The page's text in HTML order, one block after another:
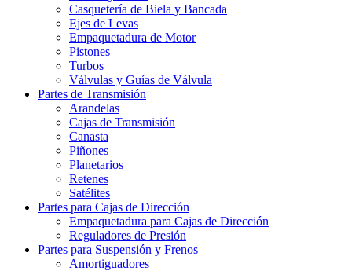
Casquetería de Biela y Bancada
Ejes de Levas
Empaquetadura de Motor
Pistones
Turbos
Válvulas y Guías de Válvula
Partes de Transmisión
Arandelas
Cajas de Transmisión
Canasta
Piñones
Planetarios
Retenes
Satélites
Partes para Cajas de Dirección
Empaquetadura para Cajas de Dirección
Reguladores de Presión
Partes para Suspensión y Frenos
Amortiguadores